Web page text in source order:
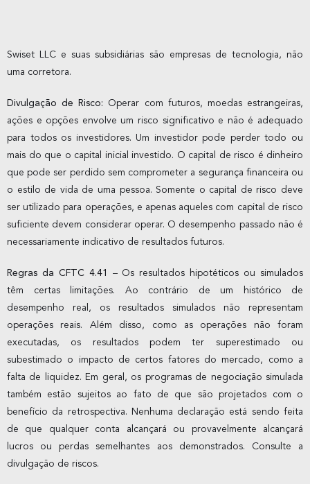
Swiset LLC e suas subsidiárias são empresas de tecnologia, não
uma corretora.
Divulgação de Risco: Operar com futuros, moedas estrangeiras,
ações e opções envolve um risco significativo e não é adequado
para todos os investidores. Um investidor pode perder todo ou
mais do que o capital inicial investido. O capital de risco é dinheiro
que pode ser perdido sem comprometer a segurança financeira ou
o estilo de vida de uma pessoa. Somente o capital de risco deve
ser utilizado para operações, e apenas aqueles com capital de risco
suficiente devem considerar operar. O desempenho passado não é
necessariamente indicativo de resultados futuros.
Regras da CFTC 4.41
– Os resultados hipotéticos ou simulados
têm certas limitações. Ao contrário de um histórico de
desempenho real, os resultados simulados não representam
operações reais. Além disso, como as operações não foram
executadas, os resultados podem ter superestimado ou
subestimado o impacto de certos fatores do mercado, como a
falta de liquidez. Em geral, os programas de negociação simulada
também estão sujeitos ao fato de que são projetados com o
benefício da retrospectiva. Nenhuma declaração está sendo feita
de que qualquer conta alcançará ou provavelmente alcançará
lucros ou perdas semelhantes aos demonstrados. Consulte a
divulgação de riscos.